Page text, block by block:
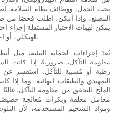
تحت الحمل، ووظائف نظام السلامة.
المصنع، وإذا أمكن، اطلب فحصًا
يمكن لهيئات الاختبار المستقلة إجراء
الهيكلي، أو اختبارات الانبعاثات حسب الحاجة.
تُعدّ إجراءات الحماية البيئية، مثل
مقاومة التآكل، ضروريةً إذا كانت
رطبة أو مُسببة للتآكل. استفسر عن
التمهيدي والطبقات النهائية، وما
الملح للتحقق من مقاومة التآكل.
محامل مغلقة وبكرات مُعالجة
ومواد التشحيم المستخدمة، لأن